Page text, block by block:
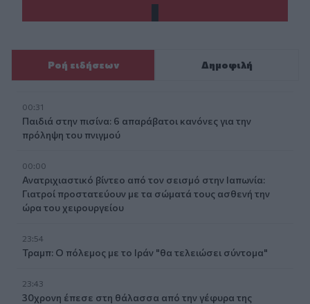
Ροή ειδήσεων Δημοφιλή
00:31
Παιδιά στην πισίνα: 6 απαράβατοι κανόνες για την
πρόληψη του πνιγμού
00:00
Ανατριχιαστικό βίντεο από τον σεισμό στην Ιαπωνία:
Γιατροί προστατεύουν με τα σώματά τους ασθενή την
ώρα του χειρουργείου
23:54
Τραμπ: Ο πόλεμος με το Ιράν "θα τελειώσει σύντομα"
23:43
30χρονη έπεσε στη θάλασσα από την γέφυρα της